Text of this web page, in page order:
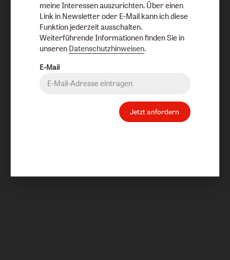
meine Interessen auszurichten. Über einen
Link in Newsletter oder E-Mail kann ich diese
Funktion jederzeit ausschalten.
Weiterführende Informationen finden Sie in
unseren Datenschutzhinweisen.
E-Mail
Jetzt anfordern